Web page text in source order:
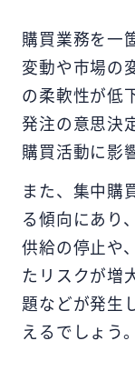
購買業務を一
変動や市場の
の柔軟性が低
発注の意思決
購買活動に影
また、集中購
る傾向にあり
供給の停止や
たリスクが増
題などが発生
えるでしょう。